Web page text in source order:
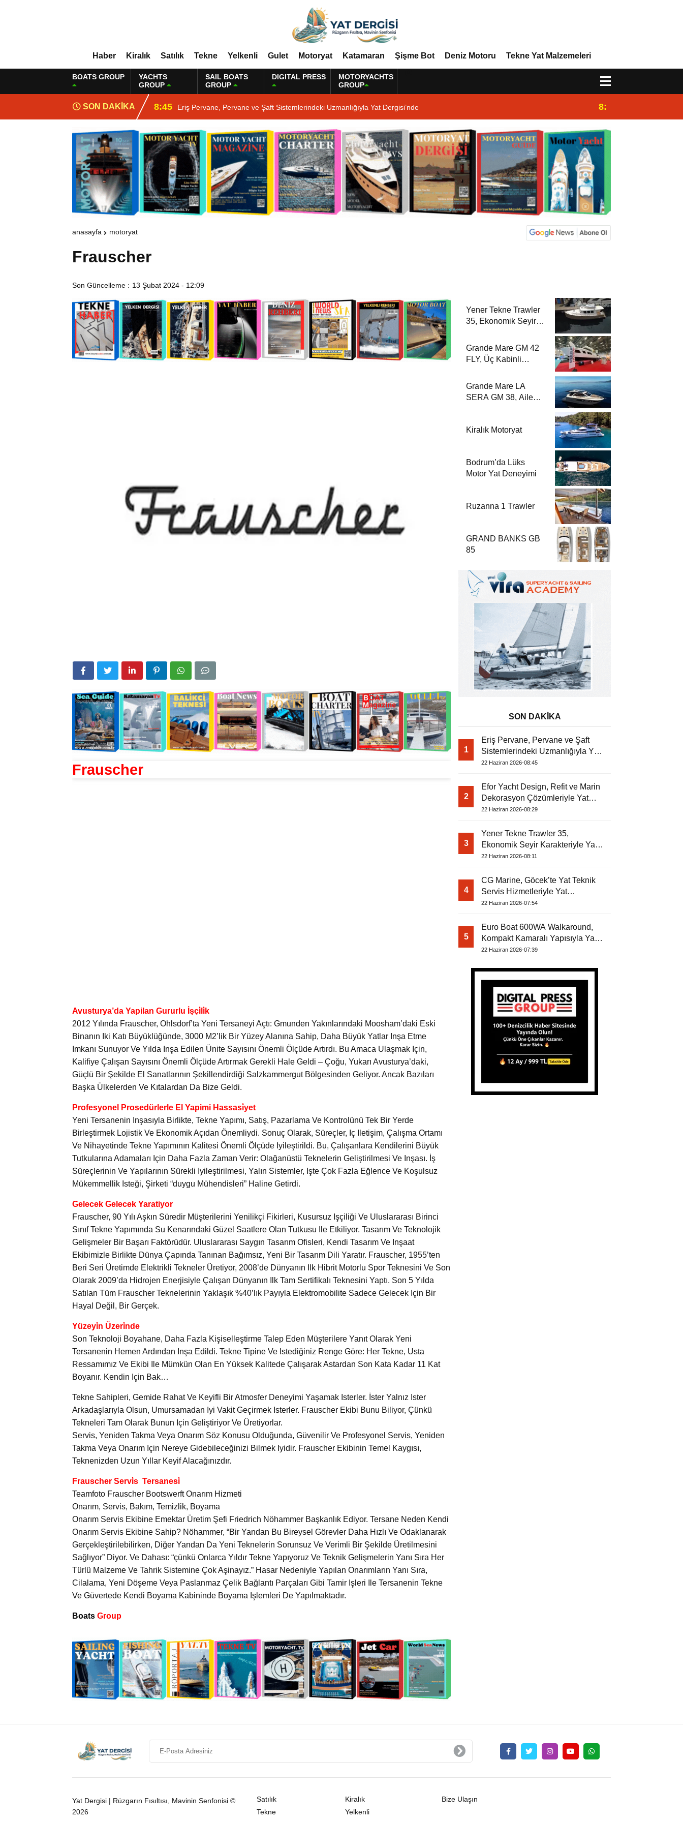
Haber Kiralık Satılık Tekne Yelkenli Gulet Motoryat Katamaran Şişme Bot Deniz Motoru Tekne Yat Malzemeleri
BOATS GROUP
YACHTS
GROUP
SAIL BOATS
GROUP
DIGITAL PRESS
MOTORYACHTS
GROUP
SON DAKİKA 8:45 Eriş Pervane, Pervane ve Şaft Sistemlerindeki Uzmanlığıyla Yat Dergisi’nde 8:29
anasayfa motoryat
Frauscher
Son Güncelleme : 13 Şubat 2024 - 12:09
Frauscher
Avusturya’da Yapilan Gururlu İşçi̇li̇k
2012 Yılında Frauscher, Ohlsdorf’ta Yeni Tersaneyi Açtı: Gmunden Yakınlarındaki Moosham’daki Eski
Binanın Iki Katı Büyüklüğünde, 3000 M2’lik Bir Yüzey Alanına Sahip, Daha Büyük Yatlar Inşa Etme
Imkanı Sunuyor Ve Yılda Inşa Edilen Ünite Sayısını Önemli Ölçüde Artırdı. Bu Amaca Ulaşmak Için,
Kalifiye Çalışan Sayısını Önemli Ölçüde Artırmak Gerekli Hale Geldi – Çoğu, Yukarı Avusturya’daki,
Güçlü Bir Şekilde El Sanatlarının Şekillendirdiği Salzkammergut Bölgesinden Geliyor. Ancak Bazıları
Başka Ülkelerden Ve Kıtalardan Da Bize Geldi.
Profesyonel Prosedürlerle El Yapimi Hassasi̇yet
Yeni Tersanenin Inşasıyla Birlikte, Tekne Yapımı, Satış, Pazarlama Ve Kontrolünü Tek Bir Yerde
Birleştirmek Lojistik Ve Ekonomik Açıdan Önemliydi. Sonuç Olarak, Süreçler, Iç Iletişim, Çalışma Ortamı
Ve Nihayetinde Tekne Yapımının Kalitesi Önemli Ölçüde Iyileştirildi. Bu, Çalışanlara Kendilerini Büyük
Tutkularına Adamaları Için Daha Fazla Zaman Verir: Olağanüstü Teknelerin Geliştirilmesi Ve Inşası. İş
Süreçlerinin Ve Yapılarının Sürekli Iyileştirilmesi, Yalın Sistemler, Işte Çok Fazla Eğlence Ve Koşulsuz
Mükemmellik Isteği, Şirketi “duygu Mühendisleri” Haline Getirdi.
Gelecek Gelecek Yaratiyor
Frauscher, 90 Yılı Aşkın Süredir Müşterilerini Yenilikçi Fikirleri, Kusursuz Işçiliği Ve Uluslararası Birinci
Sınıf Tekne Yapımında Su Kenarındaki Güzel Saatlere Olan Tutkusu Ile Etkiliyor. Tasarım Ve Teknolojik
Gelişmeler Bir Başarı Faktörüdür. Uluslararası Saygın Tasarım Ofisleri, Kendi Tasarım Ve Inşaat
Ekibimizle Birlikte Dünya Çapında Tanınan Bağımsız, Yeni Bir Tasarım Dili Yaratır. Frauscher, 1955’ten
Beri Seri Üretimde Elektrikli Tekneler Üretiyor, 2008’de Dünyanın Ilk Hibrit Motorlu Spor Teknesini Ve Son
Olarak 2009’da Hidrojen Enerjisiyle Çalışan Dünyanın Ilk Tam Sertifikalı Teknesini Yaptı. Son 5 Yılda
Satılan Tüm Frauscher Teknelerinin Yaklaşık %40’lık Payıyla Elektromobilite Sadece Gelecek Için Bir
Hayal Değil, Bir Gerçek.
Yüzeyi̇n Üzeri̇nde
Son Teknoloji Boyahane, Daha Fazla Kişiselleştirme Talep Eden Müşterilere Yanıt Olarak Yeni
Tersanenin Hemen Ardından Inşa Edildi. Tekne Tipine Ve Istediğiniz Renge Göre: Her Tekne, Usta
Ressamımız Ve Ekibi Ile Mümkün Olan En Yüksek Kalitede Çalışarak Astardan Son Kata Kadar 11 Kat
Boyanır. Kendin Için Bak…
Tekne Sahipleri, Gemide Rahat Ve Keyifli Bir Atmosfer Deneyimi Yaşamak Isterler. İster Yalnız Ister
Arkadaşlarıyla Olsun, Umursamadan Iyi Vakit Geçirmek Isterler. Frauscher Ekibi Bunu Biliyor, Çünkü
Tekneleri Tam Olarak Bunun Için Geliştiriyor Ve Üretiyorlar.
Servis, Yeniden Takma Veya Onarım Söz Konusu Olduğunda, Güvenilir Ve Profesyonel Servis, Yeniden
Takma Veya Onarım Için Nereye Gidebileceğinizi Bilmek Iyidir. Frauscher Ekibinin Temel Kaygısı,
Teknenizden Uzun Yıllar Keyif Alacağınızdır.
Frauscher Servi̇s Tersanesi̇
Teamfoto Frauscher Bootswerft Onarım Hizmeti
Onarım, Servis, Bakım, Temizlik, Boyama
Onarım Servis Ekibine Emektar Üretim Şefi Friedrich Nöhammer Başkanlık Ediyor. Tersane Neden Kendi
Onarım Servis Ekibine Sahip? Nöhammer, “Bir Yandan Bu Bireysel Görevler Daha Hızlı Ve Odaklanarak
Gerçekleştirilebilirken, Diğer Yandan Da Yeni Teknelerin Sorunsuz Ve Verimli Bir Şekilde Üretilmesini
Sağlıyor” Diyor. Ve Dahası: “çünkü Onlarca Yıldır Tekne Yapıyoruz Ve Teknik Gelişmelerin Yanı Sıra Her
Türlü Malzeme Ve Tahrik Sistemine Çok Aşinayız.” Hasar Nedeniyle Yapılan Onarımların Yanı Sıra,
Cilalama, Yeni Döşeme Veya Paslanmaz Çelik Bağlantı Parçaları Gibi Tamir Işleri Ile Tersanenin Tekne
Ve Güvertede Kendi Boyama Kabininde Boyama Işlemleri De Yapılmaktadır.
Boats Group
Yener Tekne Trawler
35, Ekonomik Seyir
Dergisi’nde
Grande Mare GM 42
FLY, Üç Kabinli
Dergisi’nde
Grande Mare LA
SERA GM 38, Aile
Dergisi’nde
Kiralık Motoryat
Bodrum’da Lüks
Motor Yat Deneyimi
Ruzanna 1 Trawler
GRAND BANKS GB
85
SON DAKİKA
1
Eriş Pervane, Pervane ve Şaft
Sistemlerindeki Uzmanlığıyla Yat
Dergisi’nde
22 Haziran 2026-08:45
2
Efor Yacht Design, Refit ve Marin
Dekorasyon Çözümleriyle Yat
Dergisi’nde
22 Haziran 2026-08:29
3
Yener Tekne Trawler 35,
Ekonomik Seyir Karakteriyle Yat
Dergisi’nde
22 Haziran 2026-08:11
4
CG Marine, Göcek’te Yat Teknik
Servis Hizmetleriyle Yat
Dergisi’nde
22 Haziran 2026-07:54
5
Euro Boat 600WA Walkaround,
Kompakt Kamaralı Yapısıyla Yat
Dergisi’nde
22 Haziran 2026-07:39
Yat Dergisi | Rüzgarın Fısıltısı, Mavinin Senfonisi ©
2026
Satılık
Kiralık
Tekne
Yelkenli
Bize Ulaşın